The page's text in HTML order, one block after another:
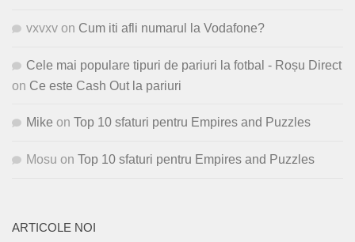
vxvxv on Cum iti afli numarul la Vodafone?
Cele mai populare tipuri de pariuri la fotbal - Roșu Direct
on Ce este Cash Out la pariuri
Mike on Top 10 sfaturi pentru Empires and Puzzles
Mosu on Top 10 sfaturi pentru Empires and Puzzles
ARTICOLE NOI